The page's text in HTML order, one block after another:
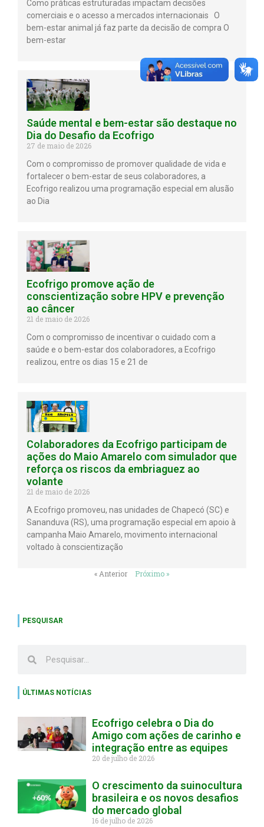
Como práticas estruturadas impactam decisões
comerciais e o acesso a mercados internacionais O
bem-estar animal já faz parte da decisão de compra O
bem-estar
Saúde mental e bem-estar são destaque no
Dia do Desafio da Ecofrigo
27 de maio de 2026
Com o compromisso de promover qualidade de vida e
fortalecer o bem-estar de seus colaboradores, a
Ecofrigo realizou uma programação especial em alusão
ao Dia
Ecofrigo promove ação de
conscientização sobre HPV e prevenção
ao câncer
21 de maio de 2026
Com o compromisso de incentivar o cuidado com a
saúde e o bem-estar dos colaboradores, a Ecofrigo
realizou, entre os dias 15 e 21 de
Colaboradores da Ecofrigo participam de
ações do Maio Amarelo com simulador que
reforça os riscos da embriaguez ao
volante
21 de maio de 2026
A Ecofrigo promoveu, nas unidades de Chapecó (SC) e
Sananduva (RS), uma programação especial em apoio à
campanha Maio Amarelo, movimento internacional
voltado à conscientização
« Anterior Próximo »
PESQUISAR
ÚLTIMAS NOTÍCIAS
Ecofrigo celebra o Dia do
Amigo com ações de carinho e
integração entre as equipes
20 de julho de 2026
O crescimento da suinocultura
brasileira e os novos desafios
do mercado global
16 de julho de 2026